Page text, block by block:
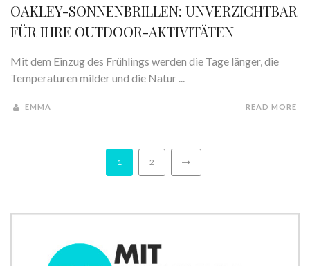
OAKLEY-SONNENBRILLEN: UNVERZICHTBAR
FÜR IHRE OUTDOOR-AKTIVITÄTEN
Mit dem Einzug des Frühlings werden die Tage länger, die
Temperaturen milder und die Natur ...
EMMA READ MORE
1 2